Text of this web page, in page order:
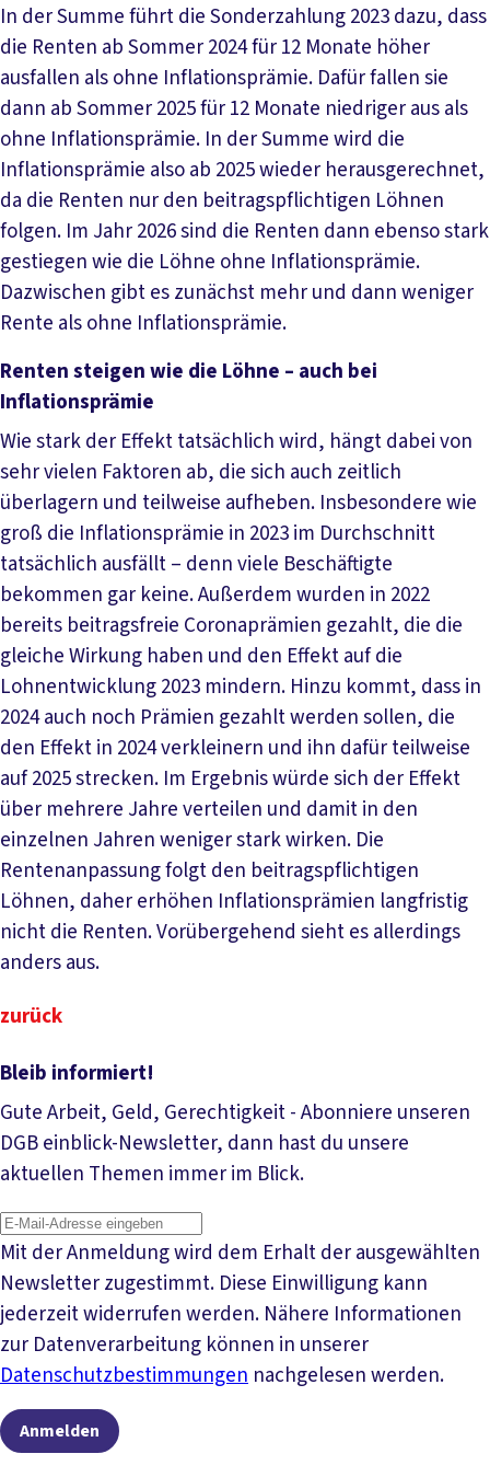
In der Summe führt die Sonderzahlung 2023 dazu, dass
die Renten ab Sommer 2024 für 12 Monate höher
ausfallen als ohne Inflationsprämie. Dafür fallen sie
dann ab Sommer 2025 für 12 Monate niedriger aus als
ohne Inflationsprämie. In der Summe wird die
Inflationsprämie also ab 2025 wieder herausgerechnet,
da die Renten nur den beitragspflichtigen Löhnen
folgen. Im Jahr 2026 sind die Renten dann ebenso stark
gestiegen wie die Löhne ohne Inflationsprämie.
Dazwischen gibt es zunächst mehr und dann weniger
Rente als ohne Inflationsprämie.
Renten steigen wie die Löhne – auch bei
Inflationsprämie
Wie stark der Effekt tatsächlich wird, hängt dabei von
sehr vielen Faktoren ab, die sich auch zeitlich
überlagern und teilweise aufheben. Insbesondere wie
groß die Inflationsprämie in 2023 im Durchschnitt
tatsächlich ausfällt – denn viele Beschäftigte
bekommen gar keine. Außerdem wurden in 2022
bereits beitragsfreie Coronaprämien gezahlt, die die
gleiche Wirkung haben und den Effekt auf die
Lohnentwicklung 2023 mindern. Hinzu kommt, dass in
2024 auch noch Prämien gezahlt werden sollen, die
den Effekt in 2024 verkleinern und ihn dafür teilweise
auf 2025 strecken. Im Ergebnis würde sich der Effekt
über mehrere Jahre verteilen und damit in den
einzelnen Jahren weniger stark wirken. Die
Rentenanpassung folgt den beitragspflichtigen
Löhnen, daher erhöhen Inflationsprämien langfristig
nicht die Renten. Vorübergehend sieht es allerdings
anders aus.
zurück
Bleib informiert!
Gute Arbeit, Geld, Gerechtigkeit - Abonniere unseren
DGB einblick-Newsletter, dann hast du unsere
aktuellen Themen immer im Blick.
Mit der Anmeldung wird dem Erhalt der ausgewählten
Newsletter zugestimmt. Diese Einwilligung kann
jederzeit widerrufen werden. Nähere Informationen
zur Datenverarbeitung können in unserer
Datenschutzbestimmungen nachgelesen werden.
Anmelden